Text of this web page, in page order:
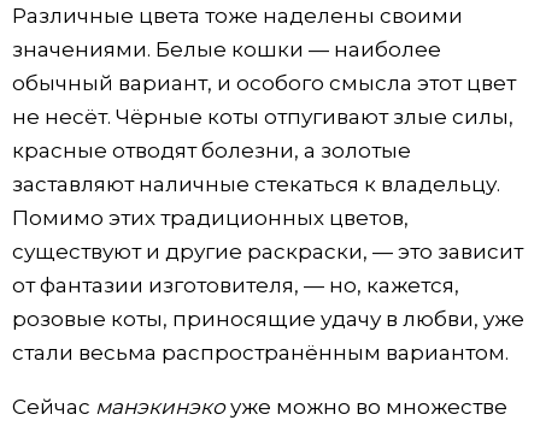
Различные цвета тоже наделены своими
значениями. Белые кошки — наиболее
обычный вариант, и особого смысла этот цвет
не несёт. Чёрные коты отпугивают злые силы,
красные отводят болезни, а золотые
заставляют наличные стекаться к владельцу.
Помимо этих традиционных цветов,
существуют и другие раскраски, — это зависит
от фантазии изготовителя, — но, кажется,
розовые коты, приносящие удачу в любви, уже
стали весьма распространённым вариантом.
Сейчас манэкинэкоуже можно во множестве